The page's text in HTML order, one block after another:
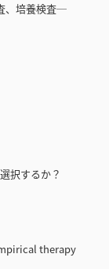
、培養検査─
択するか？
therapy